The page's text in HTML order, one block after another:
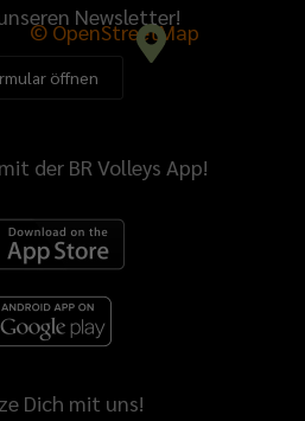
© OpenStreetMap
Newsletter!
öffnen
der BR Volleys App!
Dich mit uns!